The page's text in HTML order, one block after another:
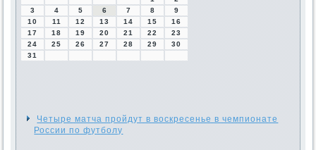
3
4 5 6 7 8
9
10
11 12 13 14 15
16
17
18 19 20 21 22
23
24
25 26 27 28 29
30
31
Четыре матча пройдут в воскресенье в чемпионате
России по футболу